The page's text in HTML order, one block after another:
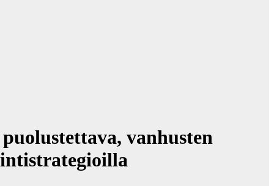
vanhusten